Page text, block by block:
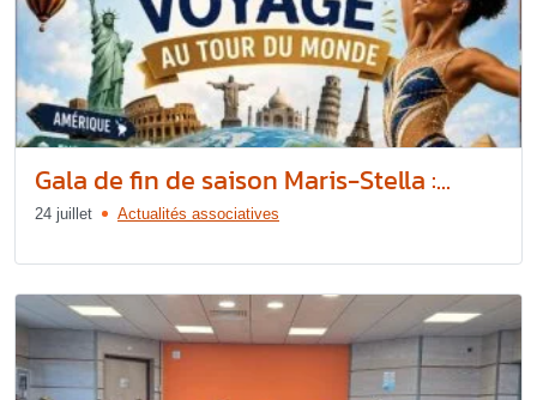
Gala de fin de saison Maris-Stella :...
24 juillet Actualités associatives